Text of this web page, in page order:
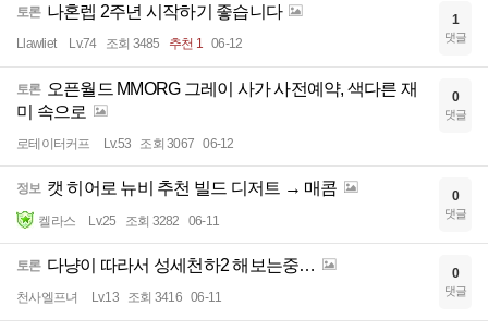
토론 나혼렙 2주년 시작하기 좋습니다
Llawliet Lv.74 조회 3485 추천 1 06-12
1
댓글
토론 오픈월드 MMORG 그레이 사가 사전예약, 색다른 재
미 속으로
로테이터커프 Lv.53 조회 3067 06-12
0
댓글
정보 캣 히어로 뉴비 추천 빌드 디저트 → 매콤
켈라스 Lv.25 조회 3282 06-11
0
댓글
토론 다냥이 따라서 성세천하2 해보는중…
천사엘프녀 Lv.13 조회 3416 06-11
0
댓글